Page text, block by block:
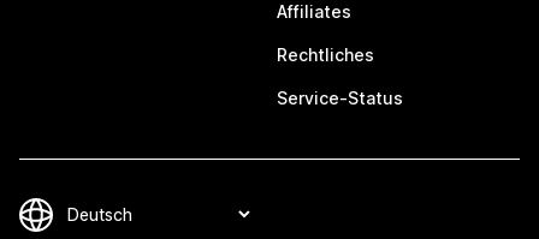
Affiliates
Rechtliches
Service-Status